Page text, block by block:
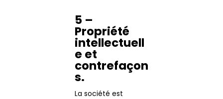
5 –
Propriété
intellectuell
e et
contrefaçon
s.
La société est